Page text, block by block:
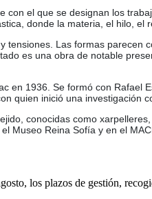
el que se designan los
donde la materia, el hilo, el
Las formas
es una obra de notable
en 1936. Se formó con
quien inició una investigación
conocidas como
Museo Reina Sofía y en el
los plazos de gestión,